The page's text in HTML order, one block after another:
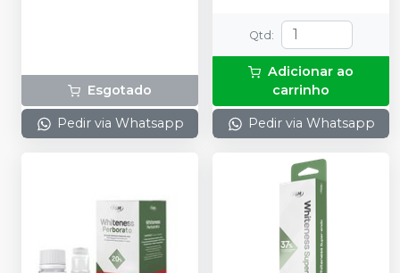
com 2g + 6 dispositivos
de acoplamento das
seringas + 6 ponteiras de
aplicação.
Esgotado
Pedir via Whatsapp
Qtd:
Adicionar ao
carrinho
Pedir via Whatsapp